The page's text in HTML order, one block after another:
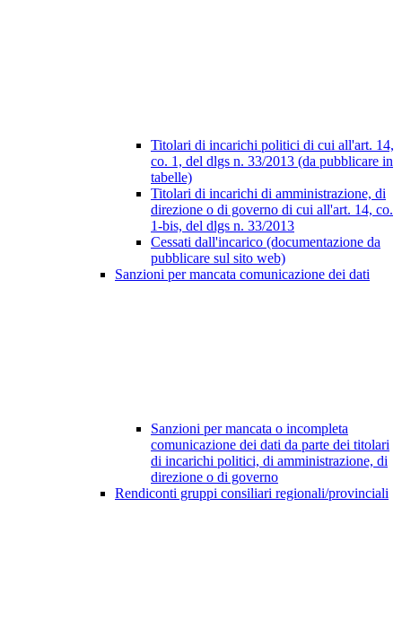
Titolari di incarichi politici di cui all'art. 14,
co. 1, del dlgs n. 33/2013 (da pubblicare in
tabelle)
Titolari di incarichi di amministrazione, di
direzione o di governo di cui all'art. 14, co.
1-bis, del dlgs n. 33/2013
Cessati dall'incarico (documentazione da
pubblicare sul sito web)
Sanzioni per mancata comunicazione dei dati
Sanzioni per mancata o incompleta
comunicazione dei dati da parte dei titolari
di incarichi politici, di amministrazione, di
direzione o di governo
Rendiconti gruppi consiliari regionali/provinciali